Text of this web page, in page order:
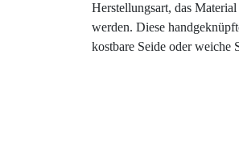
Herstellungsart, das
werden. Diese
kostbare Seide oder weiche